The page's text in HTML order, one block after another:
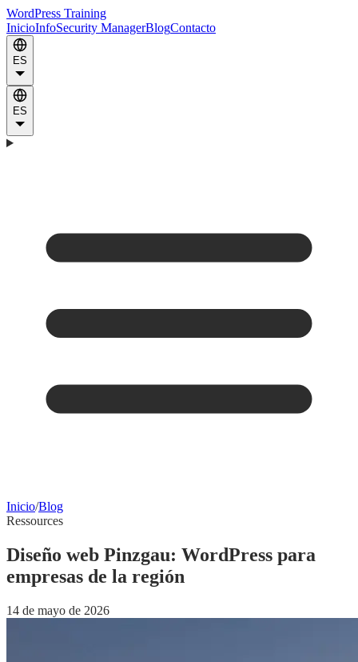
WordPress Training
InicioInfoSecurity ManagerBlogContacto
ES
ES
Inicio/Blog
Ressources
Diseño web Pinzgau: WordPress para
empresas de la región
14 de mayo de 2026